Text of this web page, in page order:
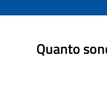
Quanto